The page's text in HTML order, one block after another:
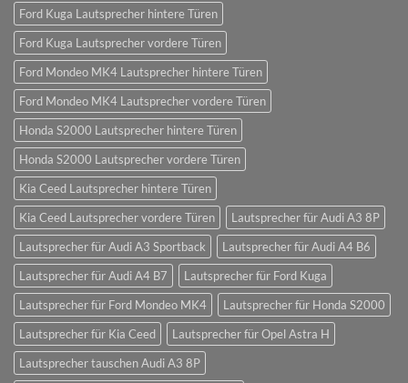
Ford Kuga Lautsprecher hintere Türen
Ford Kuga Lautsprecher vordere Türen
Ford Mondeo MK4 Lautsprecher hintere Türen
Ford Mondeo MK4 Lautsprecher vordere Türen
Honda S2000 Lautsprecher hintere Türen
Honda S2000 Lautsprecher vordere Türen
Kia Ceed Lautsprecher hintere Türen
Kia Ceed Lautsprecher vordere Türen
Lautsprecher für Audi A3 8P
Lautsprecher für Audi A3 Sportback
Lautsprecher für Audi A4 B6
Lautsprecher für Audi A4 B7
Lautsprecher für Ford Kuga
Lautsprecher für Ford Mondeo MK4
Lautsprecher für Honda S2000
Lautsprecher für Kia Ceed
Lautsprecher für Opel Astra H
Lautsprecher tauschen Audi A3 8P